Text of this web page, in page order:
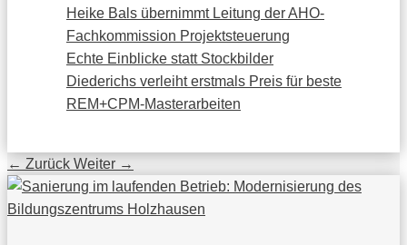
Heike Bals übernimmt Leitung der AHO-
Fachkommission Projektsteuerung
Echte Einblicke statt Stockbilder
Diederichs verleiht erstmals Preis für beste
REM+CPM-Masterarbeiten
← Zurück Weiter →